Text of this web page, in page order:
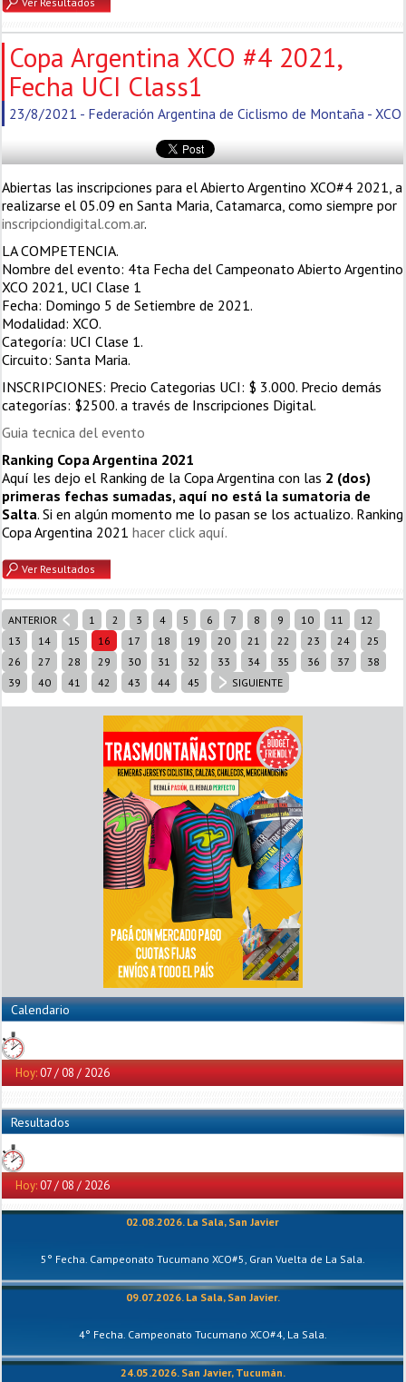
Copa Argentina XCO #4 2021,
Fecha UCI Class1
23/8/2021 - Federación Argentina de Ciclismo de Montaña - XCO
Abiertas las inscripciones para el Abierto Argentino XCO#4 2021, a
realizarse el 05.09 en Santa Maria, Catamarca, como siempre por
inscripciondigital.com.ar.
LA COMPETENCIA.
Nombre del evento: 4ta Fecha del Campeonato Abierto Argentino
XCO 2021, UCI Clase 1
Fecha: Domingo 5 de Setiembre de 2021.
Modalidad: XCO.
Categoría: UCI Clase 1.
Circuito: Santa Maria.
INSCRIPCIONES: Precio Categorias UCI: $ 3.000. Precio demás
categorías: $2500. a través de Inscripciones Digital.
Guia tecnica del evento
Ranking Copa Argentina 2021
Aquí les dejo el Ranking de la Copa Argentina con las 2 (dos)
primeras fechas sumadas, aquí no está la sumatoria de
Salta. Si en algún momento me lo pasan se los actualizo. Ranking
Copa Argentina 2021hacer click aquí.
Ver Resultados
ANTERIOR 1 2 3 4 5 6 7 8 9 10 11
12
13
14 15 16 17 18 19 20 21 22 23 24
25
26
27 28 29 30 31 32 33 34 35 36 37
38
39
40 41 42 43 44 45 SIGUIENTE
Calendario
Hoy:07 / 08 / 2026
Resultados
Hoy:07 / 08 / 2026
02.08.2026. La Sala, San Javier
5° Fecha. Campeonato Tucumano XCO#5, Gran Vuelta de La Sala.
09.07.2026. La Sala, San Javier.
4° Fecha. Campeonato Tucumano XCO#4, La Sala.
24.05.2026. San Javier, Tucumán.